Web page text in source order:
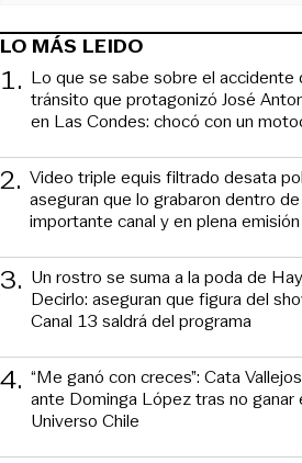
LO MÁS LEIDO
1. Lo que se sabe sobre el accidente
tránsito que protagonizó José
en Las Condes: chocó con un
2. Video triple equis filtrado desata
aseguran que lo grabaron dentro de
importante canal y en plena
3. Un rostro se suma a la poda de
Decirlo: aseguran que figura del
Canal 13 saldrá del programa
4. “Me ganó con creces”: Cata
ante Dominga López tras no ganar
Universo Chile